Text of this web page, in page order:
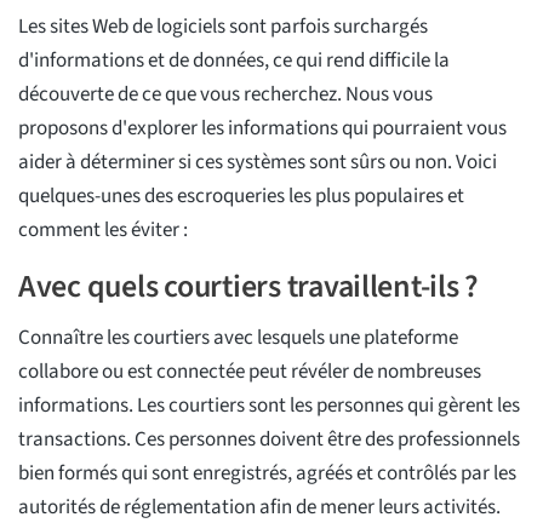
Les sites Web de logiciels sont parfois surchargés
d'informations et de données, ce qui rend difficile la
découverte de ce que vous recherchez. Nous vous
proposons d'explorer les informations qui pourraient vous
aider à déterminer si ces systèmes sont sûrs ou non. Voici
quelques-unes des escroqueries les plus populaires et
comment les éviter :
Avec quels courtiers travaillent-ils ?
Connaître les courtiers avec lesquels une plateforme
collabore ou est connectée peut révéler de nombreuses
informations. Les courtiers sont les personnes qui gèrent les
transactions. Ces personnes doivent être des professionnels
bien formés qui sont enregistrés, agréés et contrôlés par les
autorités de réglementation afin de mener leurs activités.